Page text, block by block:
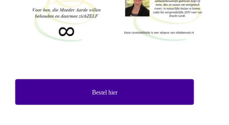
Bestel hier